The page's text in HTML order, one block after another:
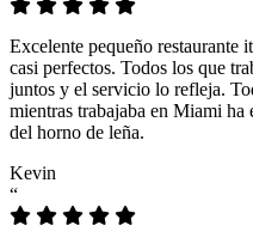
Excelente pequeño restaurante
casi perfectos. Todos los que
juntos y el servicio lo refleja.
mientras trabajaba en Miami
del horno de leña.
Kevin
“